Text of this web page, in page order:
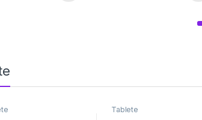
Tablete